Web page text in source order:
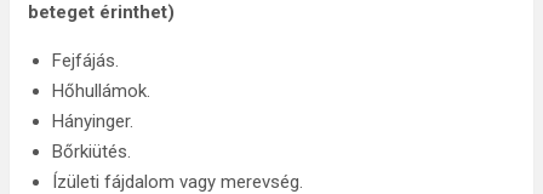
beteget érinthet)
Fejfájás.
Hőhullámok.
Hányinger.
Bőrkiütés.
Ízületi fájdalom vagy merevség.